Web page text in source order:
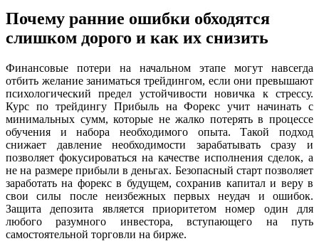
Почему ранние ошибки обходятся
слишком дорого и как их снизить
Финансовые потери на начальном этапе могут навсегда
отбить желание заниматься трейдингом, если они превышают
психологический предел устойчивости новичка к стрессу.
Курс по трейдингу Прибыль на Форекс учит начинать с
минимальных сумм, которые не жалко потерять в процессе
обучения и набора необходимого опыта. Такой подход
снижает давление необходимости зарабатывать сразу и
позволяет фокусироваться на качестве исполнения сделок, а
не на размере прибыли в деньгах. Безопасный старт позволяет
заработать на форекс в будущем, сохранив капитал и веру в
свои силы после неизбежных первых неудач и ошибок.
Защита депозита является приоритетом номер один для
любого разумного инвестора, вступающего на путь
самостоятельной торговли на бирже.